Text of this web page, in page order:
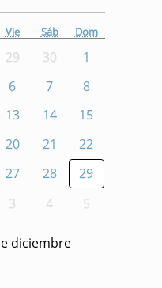
Vie Sáb Dom
29 30
1
6 7
8
13 14
15
20 21
22
27 28
29
3 4 5
diciembre